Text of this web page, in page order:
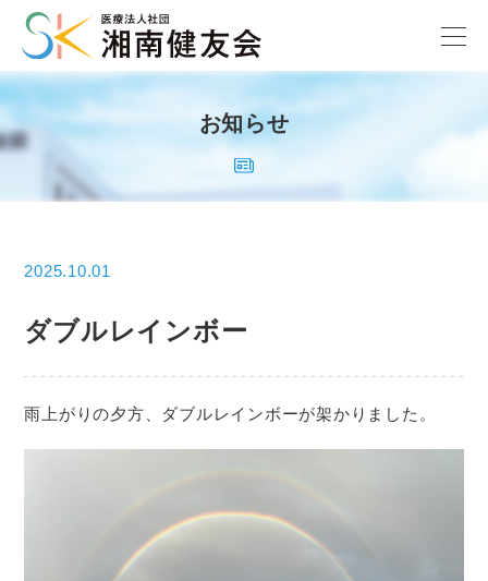
お知らせ
2025.10.01
ダブルレインボー
雨上がりの夕方、ダブルレインボーが架かりました。